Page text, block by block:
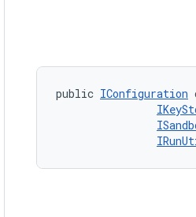
public IConfiguration